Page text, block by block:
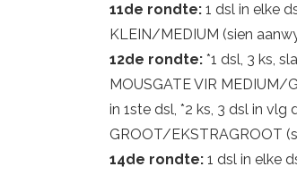
11de rondte: 1 dsl in elke
KLEIN/MEDIUM (sien
12de rondte: *1 dsl, 3 ks,
MOUSGATE VIR MEDIUM/
in 1ste dsl, *2 ks, 3 dsl in vlg
GROOT/EKSTRAGROOT
14de rondte: 1 dsl in elke